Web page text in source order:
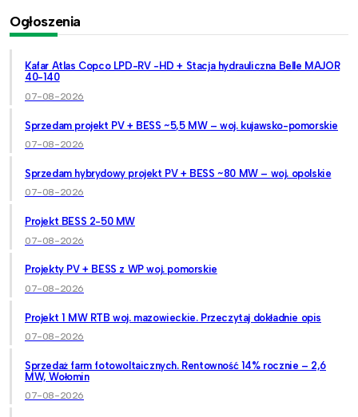
Ogłoszenia
Kafar Atlas Copco LPD-RV -HD + Stacja hydrauliczna Belle MAJOR
40-140
07-08-2026
Sprzedam projekt PV + BESS ~5,5 MW – woj. kujawsko-pomorskie
07-08-2026
Sprzedam hybrydowy projekt PV + BESS ~80 MW – woj. opolskie
07-08-2026
Projekt BESS 2-50 MW
07-08-2026
Projekty PV + BESS z WP woj. pomorskie
07-08-2026
Projekt 1 MW RTB woj. mazowieckie. Przeczytaj dokładnie opis
07-08-2026
Sprzedaż farm fotowoltaicznych. Rentowność 14% rocznie – 2,6
MW, Wołomin
07-08-2026